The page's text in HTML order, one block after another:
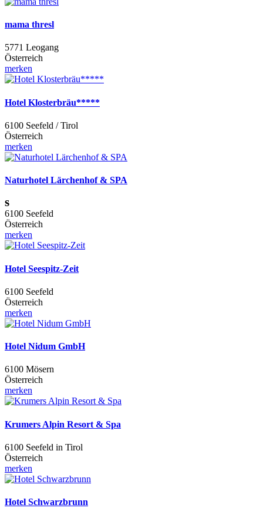
mama thresl
5771 Leogang
Österreich
merken
Hotel Klosterbräu*****
6100 Seefeld / Tirol
Österreich
merken
Naturhotel Lärchenhof & SPA
s
6100 Seefeld
Österreich
merken
Hotel Seespitz-Zeit
6100 Seefeld
Österreich
merken
Hotel Nidum GmbH
6100 Mösern
Österreich
merken
Krumers Alpin Resort & Spa
6100 Seefeld in Tirol
Österreich
merken
Hotel Schwarzbrunn